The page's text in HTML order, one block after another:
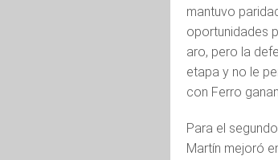
mantuvo
oportunidades
aro, pero la
etapa y no le
con Ferro
Para el
Martín mejoró